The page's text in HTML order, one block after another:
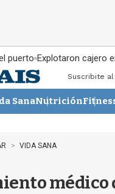
puerto Explotaron cajero
Suscribite al
SanaNutrición
VIDA SANA
médico